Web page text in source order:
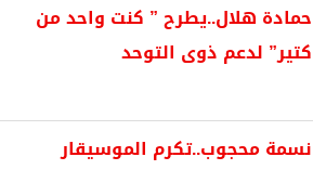
حمادة هلال..يطرح ” كنت واحد من
كتير” لدعم ذوى التوحد
نسمة محجوب..تكرم الموسيقار